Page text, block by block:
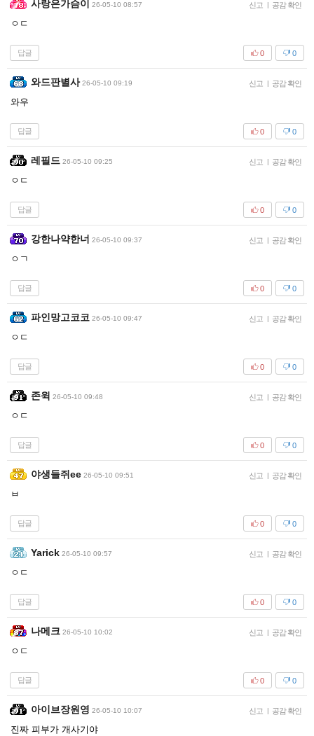
사랑은가슴이 26-05-10 08:57 신고 | 공감 확인
ㅇㄷ
답글 0
0
와드판별사 26-05-10 09:19 신고 | 공감 확인
와우
답글 0
0
레필드 26-05-10 09:25 신고 | 공감 확인
ㅇㄷ
답글 0
0
강한나약한너 26-05-10 09:37 신고 | 공감 확인
ㅇㄱ
답글 0
0
파인망고코코 26-05-10 09:47 신고 | 공감 확인
ㅇㄷ
답글 0
0
존윅 26-05-10 09:48 신고 | 공감 확인
ㅇㄷ
답글 0
0
야생들쥐ee 26-05-10 09:51 신고 | 공감 확인
ㅂ
답글 0
0
Yarick 26-05-10 09:57 신고 | 공감 확인
ㅇㄷ
답글 0
0
나메크 26-05-10 10:02 신고 | 공감 확인
ㅇㄷ
답글 0
0
아이브장원영 26-05-10 10:07 신고 | 공감 확인
진짜 피부가 개사기야